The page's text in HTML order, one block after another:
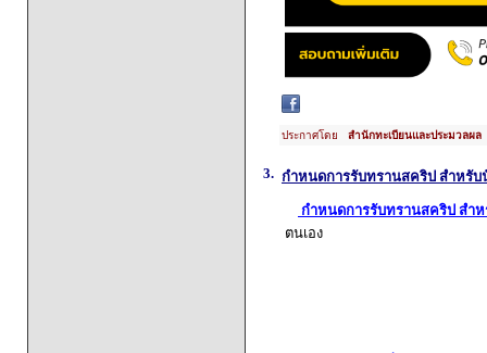
ประกาศโดย สำนักทะเบียนและประมวลผล
3. กำหนดการรับทรานสคริป สำหรั
กำหนดการรับทรานสคริป ส
ตนเอง